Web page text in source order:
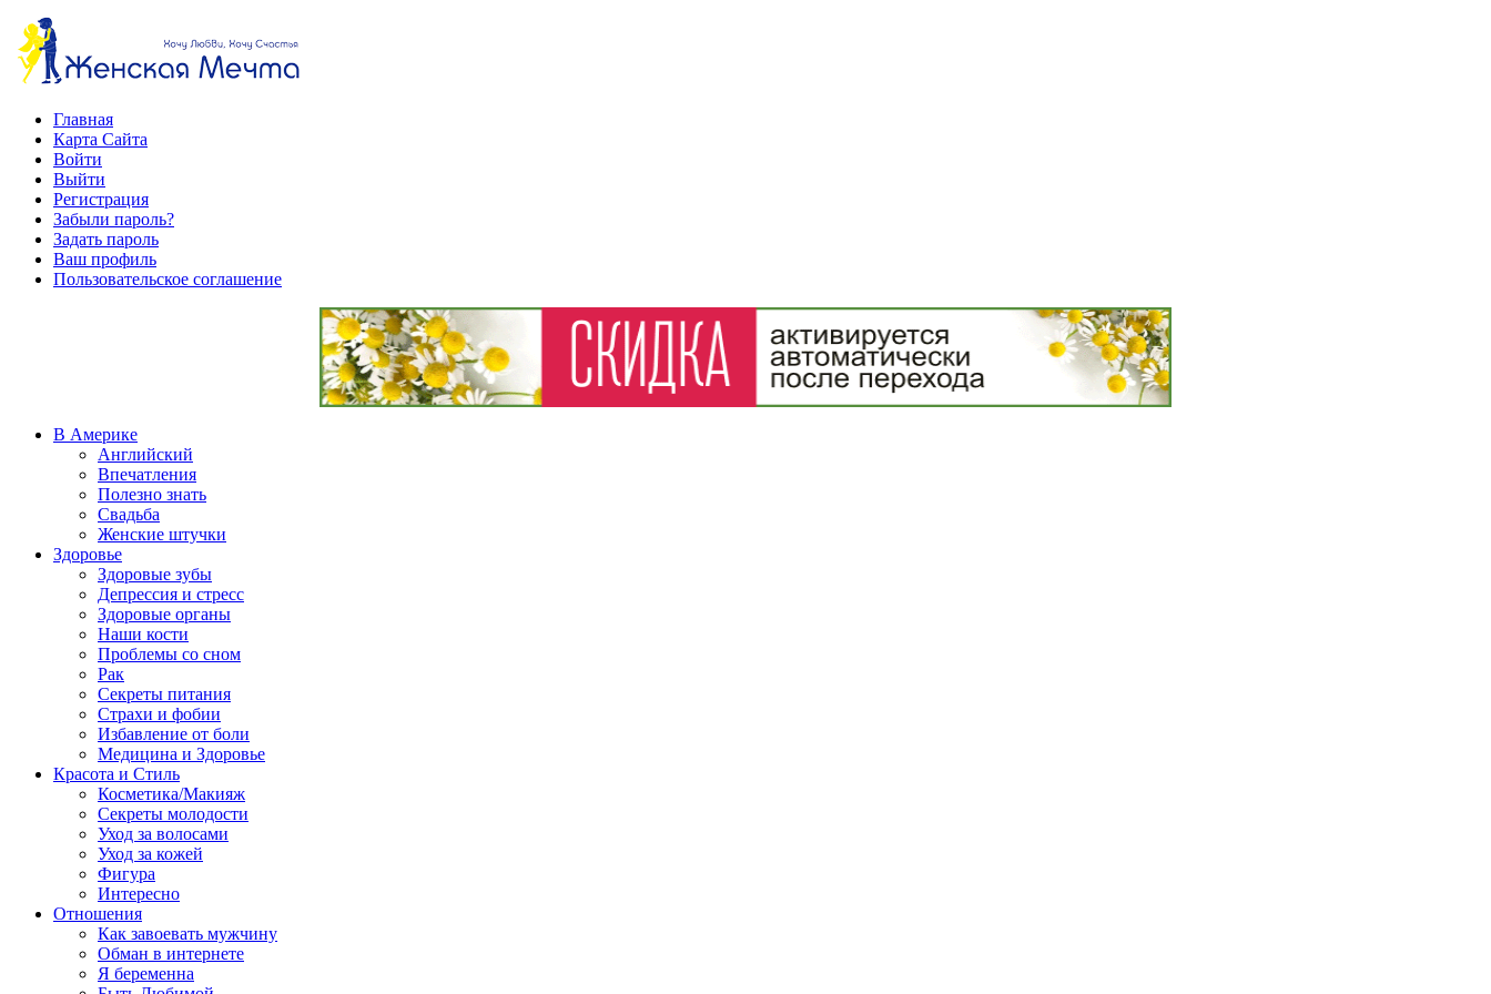
Главная
Карта Сайта
Войти
Выйти
Регистрация
Забыли пароль?
Задать пароль
Ваш профиль
Пользовательское соглашение
В Америке
Английский
Впечатления
Полезно знать
Свадьба
Женские штучки
Здоровье
Здоровые зубы
Депрессия и стресс
Здоровые органы
Наши кости
Проблемы со сном
Рак
Секреты питания
Страхи и фобии
Избавление от боли
Медицина и Здоровье
Красота и Стиль
Косметика/Макияж
Секреты молодости
Уход за волосами
Уход за кожей
Фигура
Интересно
Отношения
Как завоевать мужчину
Обман в интернете
Я беременна